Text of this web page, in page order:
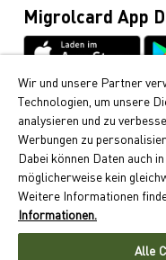
Migrolcard App
Cumulus
Bei Migrol
Erfahren Sie
können.
Folgen Sie uns
Wir und unsere Partner
Technologien, um unsere
analysieren und zu
Werbungen zu
Dabei können Daten auch
möglicherweise kein
Weitere Informationen
Informationen.
Alle